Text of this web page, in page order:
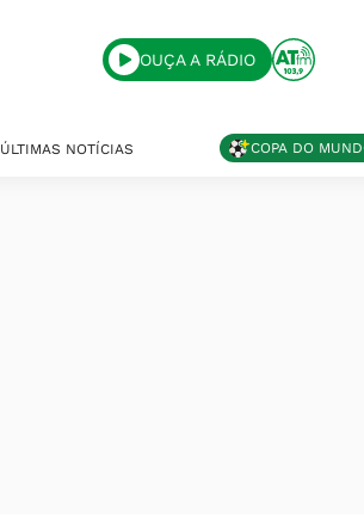
OUÇA A RÁDIO
ÚLTIMAS NOTÍCIAS COPA DO